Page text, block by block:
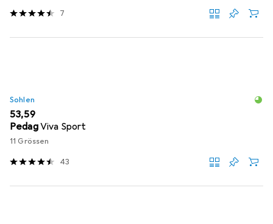
7
Sohlen
EUR
53,59
PedagViva Sport
11 Grössen
43